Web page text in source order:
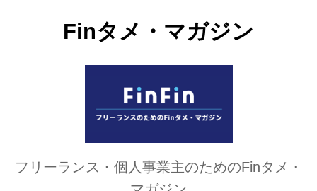
Finタメ・マガジン
フリーランス・個人事業主のためのFinタメ・